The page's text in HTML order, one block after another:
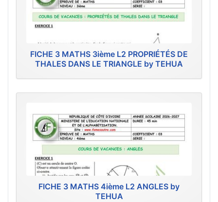
FICHE 3 MATHS 3ième L2 PROPRIÉTÉS DE
THALES DANS LE TRIANGLE by TEHUA
FICHE 3 MATHS 4ième L2 ANGLES by
TEHUA